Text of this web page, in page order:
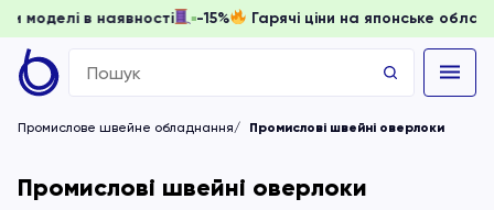
доки моделі в наявності -15% Гарячі ціни на
Search
for:
Промислове швейне обладнання Промислові швейні оверлоки
Промислові швейні оверлоки